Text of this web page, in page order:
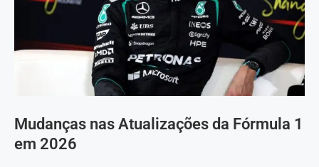
Mudanças nas Atualizações da Fórmula 1
em 2026